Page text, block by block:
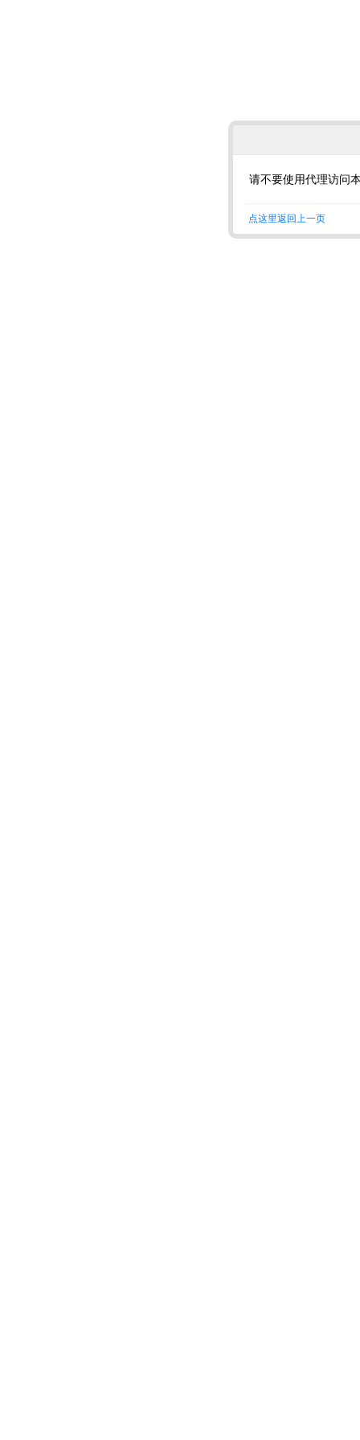
请不要使用代理访问
点这里返回上一页